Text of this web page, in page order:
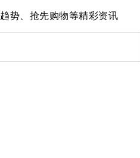
势、抢先购物等精彩资讯